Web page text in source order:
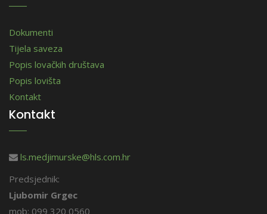
Dokumenti
Tijela saveza
Popis lovačkih društava
Popis lovišta
Kontakt
Kontakt
ls.medjimurske@hls.com.hr
Predsjednik:
Ljubomir Grgec
mob: 099 320 0560